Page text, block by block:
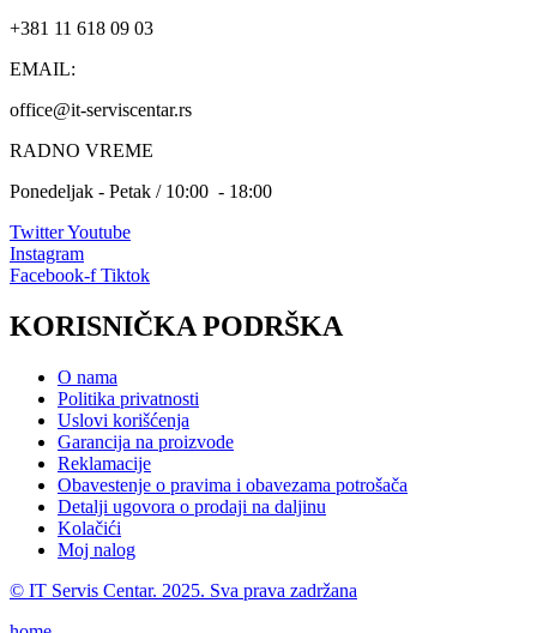
+381 11 618 09 03
EMAIL:
office@it-serviscentar.rs
RADNO VREME
Ponedeljak - Petak / 10:00 - 18:00
TwitterYoutube
Instagram
Facebook-f Tiktok
KORISNIČKA PODRŠKA
O nama
Politika privatnosti
Uslovi korišćenja
Garancija na proizvode
Reklamacije
Obavestenje o pravima i obavezama potrošača
Detalji ugovora o prodaji na daljinu
Kolačići
Moj nalog
© IT Servis Centar. 2025. Sva prava zadržana